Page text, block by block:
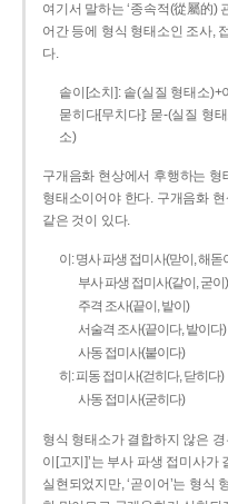
여기서 말하는 ‘종속적(從屬的)
어간 등에 형식 형태소인 조사,
다.
솥이[소치]: 솥(실질 형태소)+
묻히다[무치다]: 묻­-(실질 형
소)
구개음화 현상에서 후행하는
형태소이어야 한다. 구개음화
같은 것이 있다.
이: 명사 파생 접미사(맏이, 해돋
부사 파생 접미사(같이, 굳이)
주격 조사(끝이, 밭이)
서술격 조사(끝이다, 밭이다)
사동 접미사(붙이다)
히: 피동 접미사(걷히다, 닫히다)
사동 접미사(굳히다)
형식 형태소가 결합하지 않은
이[고지]’는 부사 파생 접미사
실현되었지만, ‘곧이어’는 형식